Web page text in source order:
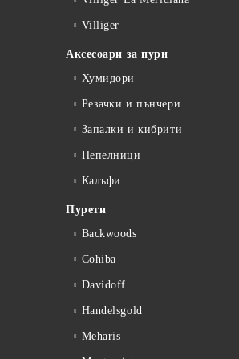
Villiger
Аксесоари за пури
Хумидори
Резачки и пънчери
Запалки и кибрити
Пепелници
Калъфи
Пурети
Backwoods
Cohiba
Davidoff
Handelsgold
Meharis